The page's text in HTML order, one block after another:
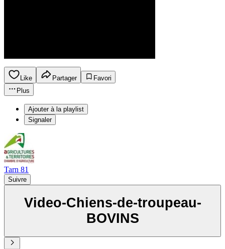
Like Partager
Favori
Plus
Ajouter à la playlist
Signaler
Tarn 81
Suivre
Video-Chiens-de-troupeau-
BOVINS